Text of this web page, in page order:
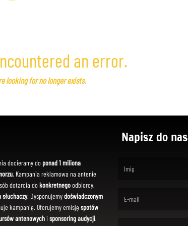
an error.
looking for no longer exists.
docieramy do ponad 1 miliona
. Kampania reklamowa na antenie
dotarcia dokonkretnegoodbiorcy.
. Dysponujemydoświadczonym
kampanię. Oferujemy emisję spotów
antenowychi sponsoring audycji.
Napisz do nas